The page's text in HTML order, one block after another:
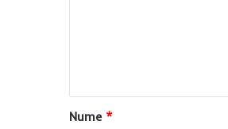
a
r
Nume *